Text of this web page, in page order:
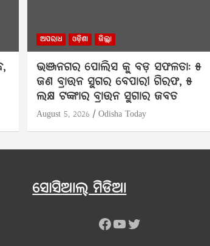
ଅପରାଧ ଓଡ଼ିଶା ଜିଲ୍ଲା
ଭଞ୍ଜନଗର ପୋଲିସ କୁ ବଡ଼ ସଫଳତା: ୫
ଜଣ ବ୍ରାଉନ ସୁଗର ବେପାରୀ ଗିରଫ, ୫
ଲକ୍ଷ ଟଙ୍କାର ବ୍ରାଉନ ସୁଗାର ଜବତ
August 5, 2026 Odisha Today
ସୋସିଆଲ୍ ମିଡିଆ
Facebook
YouTube
Twitter